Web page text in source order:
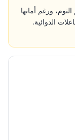
ورغم أمانها
الدوائية.